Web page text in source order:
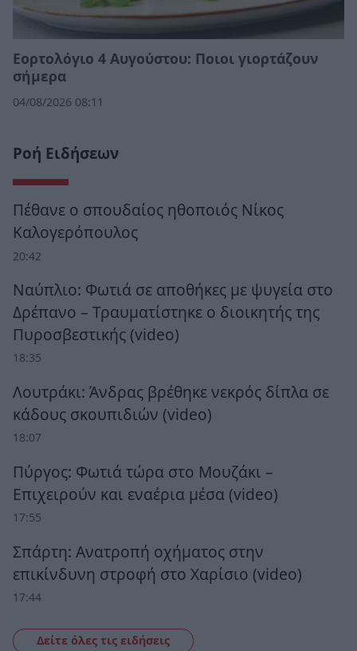
Εορτολόγιο 4 Αυγούστου: Ποιοι γιορτάζουν
σήμερα
04/08/2026 08:11
Ροή Ειδήσεων
Πέθανε ο σπουδαίος ηθοποιός Νίκος
Καλογερόπουλος
20:42
Ναύπλιο: Φωτιά σε αποθήκες με ψυγεία στο
Δρέπανο – Τραυματίστηκε ο διοικητής της
Πυροσβεστικής (video)
18:35
Λουτράκι: Άνδρας βρέθηκε νεκρός δίπλα σε
κάδους σκουπιδιών (video)
18:07
Πύργος: Φωτιά τώρα στο Μουζάκι –
Επιχειρούν και εναέρια μέσα (video)
17:55
Σπάρτη: Ανατροπή οχήματος στην
επικίνδυνη στροφή στο Χαρίσιο (video)
17:44
Δείτε όλες τις ειδήσεις